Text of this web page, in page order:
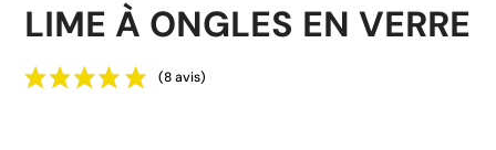
LIME À ONGLES EN VERRE
(8 avis)